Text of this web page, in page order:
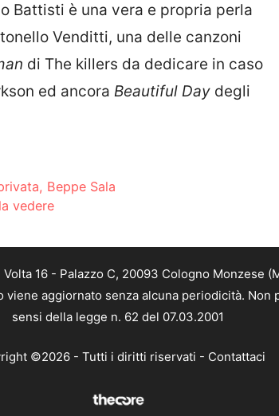
Battisti è una vera e propria perla
Venditti, una delle canzoni
di The killers da dedicare in caso
ed ancora Beautiful Day degli
Beppe Sala
vedere
16 - Palazzo C, 20093 Cologno Monzese
aggiornato senza alcuna periodicità.
sensi della legge n. 62 del 07.03.2001
©2026 - Tutti i diritti riservati - Contattaci